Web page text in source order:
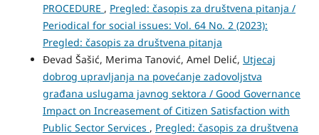
PROCEDURE , Pregled: časopis za društvena pitanja /
Periodical for social issues: Vol. 64 No. 2 (2023):
Pregled: časopis za društvena pitanja
Đevad Šašić, Merima Tanović, Amel Delić, Utjecaj
dobrog upravljanja na povećanje zadovoljstva
građana uslugama javnog sektora / Good Governance
Impact on Increasement of Citizen Satisfaction with
Public Sector Services , Pregled: časopis za društvena